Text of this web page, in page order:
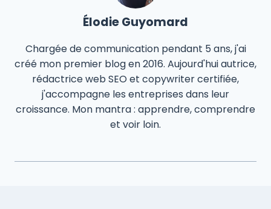
Élodie Guyomard
Chargée de communication pendant 5 ans, j'ai
créé mon premier blog en 2016. Aujourd'hui autrice,
rédactrice web SEO et copywriter certifiée,
j'accompagne les entreprises dans leur
croissance. Mon mantra : apprendre, comprendre
et voir loin.